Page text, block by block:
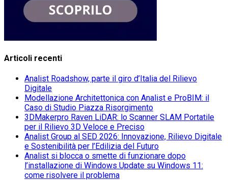
Articoli recenti
Analist Roadshow, parte il giro d’Italia del Rilievo
Digitale
Modellazione Architettonica con Analist e ProBIM: il
Caso di Studio Piazza Risorgimento
3DMakerpro Raven LiDAR: lo Scanner SLAM Portatile
per il Rilievo 3D Veloce e Preciso
Analist Group al SED 2026: Innovazione, Rilievo Digitale
e Sostenibilità per l’Edilizia del Futuro
Analist si blocca o smette di funzionare dopo
l’installazione di Windows Update su Windows 11:
come risolvere il problema